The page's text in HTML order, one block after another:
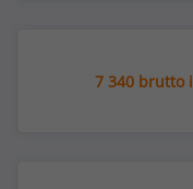
7 340 brutto